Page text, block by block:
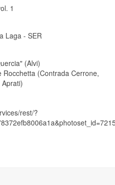
1
Laga - SER
(Alvi)
(Contrada Cerrone,
rest/?